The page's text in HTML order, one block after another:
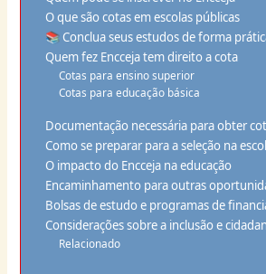
O que são cotas em escolas públicas
📚 Conclua seus estudos de forma
Quem fez Encceja tem direito a cota
Cotas para ensino superior
Cotas para educação básica
Documentação necessária para obter
Como se preparar para a seleção na
O impacto do Encceja na educação
Encaminhamento para outras
Bolsas de estudo e programas de
Considerações sobre a inclusão e
Relacionado